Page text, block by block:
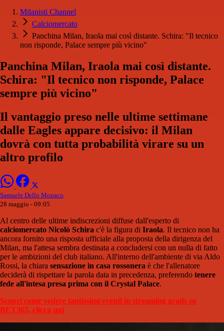
Milanisti Channel
Calciomercato
Panchina Milan, Iraola mai così distante. Schira: "Il tecnico
non risponde, Palace sempre più vicino"
Panchina Milan, Iraola mai così distante.
Schira: "Il tecnico non risponde, Palace
sempre più vicino"
Il vantaggio preso nelle ultime settimane
dalle Eagles appare decisivo: il Milan
dovrà con tutta probabilità virare su un
altro profilo
Samuele Dello Monaco
28 maggio - 09:05
Al centro delle ultime indiscrezioni diffuse dall'esperto di
calciomercato Nicolò Schira c'è la figura di Iraola. Il tecnico non ha
ancora fornito una risposta ufficiale alla proposta della dirigenza del
Milan, ma l'attesa sembra destinata a concludersi con un nulla di fatto
per le ambizioni del club italiano. All'interno dell'ambiente di via Aldo
Rossi, la chiara sensazione in casa rossonera è che l'allenatore
deciderà di rispettare la parola data in precedenza, preferendo tenere
fede all'intesa presa prima con il Crystal Palace.
Scopri come vedere tantissimi eventi in streaming gratis su
BET365, clicca qui